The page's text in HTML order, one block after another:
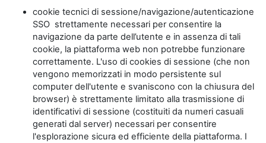
cookie tecnici di sessione/navigazione/autenticazione
SSO strettamente necessari per consentire la
navigazione da parte dell’utente e in assenza di tali
cookie, la piattaforma web non potrebbe funzionare
correttamente. L'uso di cookies di sessione (che non
vengono memorizzati in modo persistente sul
computer dell'utente e svaniscono con la chiusura del
browser) è strettamente limitato alla trasmissione di
identificativi di sessione (costituiti da numeri casuali
generati dal server) necessari per consentire
l'esplorazione sicura ed efficiente della piattaforma. I